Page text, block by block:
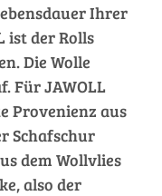
Ihrer
ist der Rolls
Die Wolle
Für JAWOLL
Provenienz aus
Schafschur
dem Wollvlies
also der